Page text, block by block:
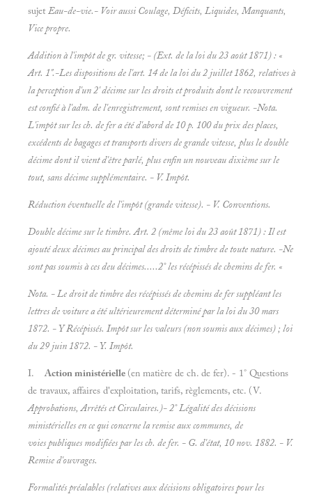
sujetEau-de-vie.- Voir aussi Coulage, Déficits, Liquides, Manquants,
Vice propre.
Addition à l'impôt de gr. vitesse; - (Ext. de la loi du 23 août 1871) : «
Art. 1".-Les dispositions de l'art. 14 de la loi du 2 juillet 1862, relatives à
la perception d'un 2' décime sur les droits et produits dont le recouvrement
est confié à l'adm. de l'enregistrement, sont remises en vigueur. -Nota.
L'impôt sur les ch. de fer a été d'abord de 10 p. 100 du prix des places,
excédents de bagages et transports divers de grande vitesse, plus ledouble
décime dont il vient d'être parlé, plus enfin un nouveau dixième sur le
tout, sans décime supplémentaire. - V.Impôt.
Réduction éventuelle de l'impôt (grande vitesse). - V. Conventions.
Double décime sur le timbre. Art. 2 (même loi du 23 août 1871) : Il est
ajouté deux décimes au principal des droits de timbre de toute nature. -Ne
sont pas soumis à ces deu décimes.....2° les récépissés de chemins de fer. «
Nota. - Le droit de timbre des récépissés de chemins de fer suppléant les
lettres de voiture a été ultérieurement déterminé par la loi du 30 mars
1872. - YRécépissés. Impôt sur les valeurs (non soumis aux décimes) ; loi
du 29 juin 1872. - Y. Impôt.
I.Action ministérielle (en matière de ch. de fer). - 1° Questions
de travaux, affaires d'exploitation, tarifs, règlements, etc. (V.
Approbations, Arrêtés et Circulaires.)- 2° Légalité des décisions
ministérielles en ce qui concerne la remise aux communes, de
voies publiques modifiées par les ch. de fer. - G. d'état, 10 nov. 1882. - V.
Remise d'ouvrages.
Formalités préalables (relatives aux décisions obligatoires pour les